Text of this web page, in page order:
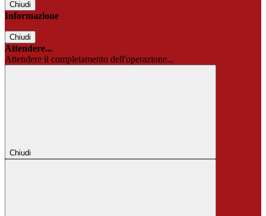
Chiudi
Informazione
Chiudi
Attendere...
Attendere il completamento dell'operazione...
Chiudi